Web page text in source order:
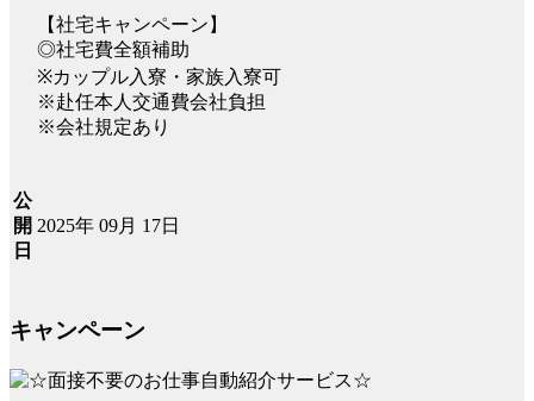
【社宅キャンペーン】
◎社宅費全額補助
※カップル入寮・家族入寮可
※赴任本人交通費会社負担
※会社規定あり
公
開
日
2025年 09月 17日
キャンペーン